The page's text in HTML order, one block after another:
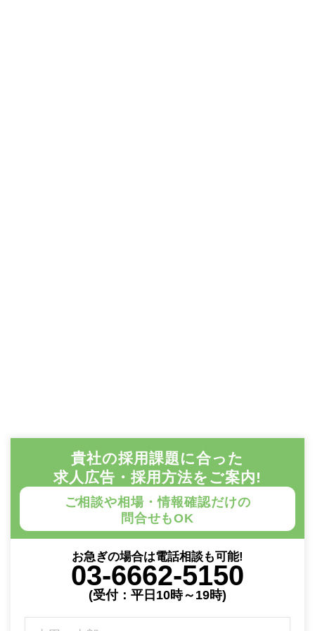
貴社の採用課題に合った
求人広告・採用方法をご案内!
ご相談や相場・情報確認だけの
問合せもOK
お急ぎの場合は電話相談も可能!
03-6662-5150
(受付：平日10時～19時)